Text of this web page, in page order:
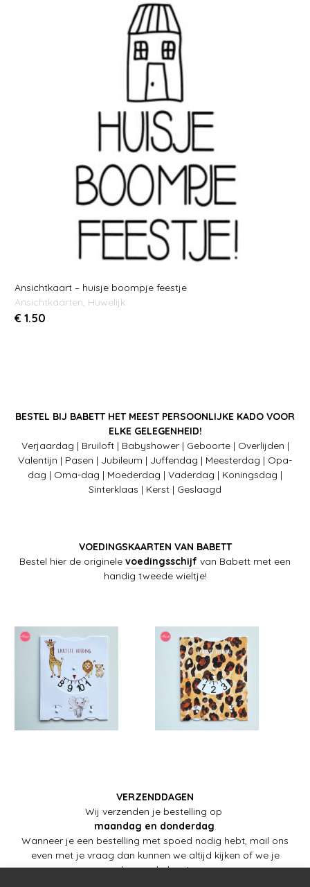
Ansichtkaart – huisje boompje feestje
Ansichtkaarten Huwelijk
€ 1.50
BESTEL BIJ BABETT HET MEEST PERSOONLIJKE KADO VOOR
ELKE GELEGENHEID!
Verjaardag | Bruiloft | Babyshower | Geboorte | Overlijden |
Valentijn | Pasen | Jubileum | Juffendag | Meesterdag | Opa-
dag | Oma-dag | Moederdag | Vaderdag | Koningsdag |
Sinterklaas | Kerst | Geslaagd
VOEDINGSKAARTEN VAN BABETT
Bestel hier de originele voedingsschijf van Babett met een
handig tweede wieltje!
VERZENDDAGEN
Wij verzenden je bestelling op
maandag en donderdag
Wanneer je een bestelling met spoed nodig hebt, mail ons
even met je vraag dan kunnen we altijd kijken of we je
kunnen helpen!